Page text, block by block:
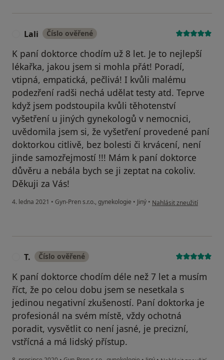
Lali Číslo ověřené
K paní doktorce chodím už 8 let. Je to nejlepší
lékařka, jakou jsem si mohla přát! Poradí,
vtipná, empatická, pečlivá! I kvůli malému
podezření radši nechá udělat testy atd. Teprve
když jsem podstoupila kvůli těhotenství
vyšetření u jiných gynekologů v nemocnici,
uvědomila jsem si, že vyšetření provedené paní
doktorkou citlivě, bez bolesti či krvácení, není
jinde samozřejmostí !!! Mám k paní doktorce
důvěru a nebála bych se ji zeptat na cokoliv.
Děkuji za Vás!
4. ledna 2021 • Gyn-Pren s.r.o., gynekologie • Jiný • podle názoru uživatele
Nahlásit zneužití
T. Číslo ověřené
K paní doktorce chodím déle než 7 let a musím
říct, že po celou dobu jsem se nesetkala s
jedinou negativní zkušeností. Paní doktorka je
profesionál na svém místě, vždy ochotná
poradit, vysvětlit co není jasné, je precizní,
vstřícná a má lidský přístup.
podle názoru uživatele